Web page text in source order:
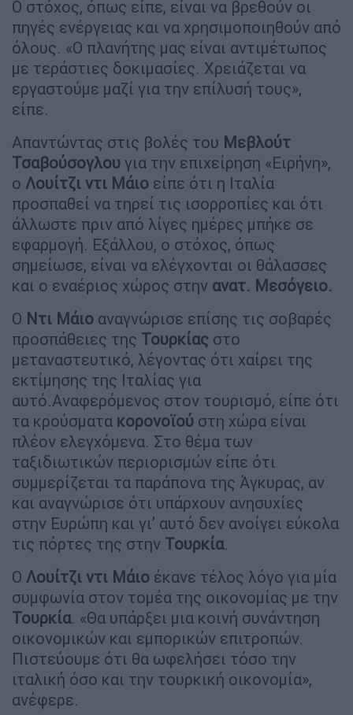
Ο στόχος, όπως είπε, είναι να βρεθούν οι
πηγές ενέργειας και να χρησιμοποιηθούν από
όλους. «Ο πλανήτης μας είναι αντιμέτωπος
με τεράστιες δοκιμασίες. Χρειάζεται να
εργαστούμε μαζί για την επίλυσή τους»,
είπε.
Απαντώντας στις βολές του Μεβλούτ
Τσαβούσογλου για την επιχείρηση «Ειρήνη»,
ο Λουίτζι ντι Μάιο είπε ότι η Ιταλία
προσπαθεί να τηρεί τις ισορροπίες και ότι
άλλωστε πριν από λίγες ημέρες μπήκε σε
εφαρμογή. Εξάλλου, ο στόχος, όπως
σημείωσε, είναι να ελέγχονται οι θάλασσες
και ο εναέριος χώρος στην ανατ. Μεσόγειο.
Ο Ντι Μάιο αναγνώρισε επίσης τις σοβαρές
προσπάθειες της Τουρκίας στο
μεταναστευτικό, λέγοντας ότι χαίρει της
εκτίμησης της Ιταλίας για
αυτό.Αναφερόμενος στον τουρισμό, είπε ότι
τα κρούσματα κορονοϊού στη χώρα είναι
πλέον ελεγχόμενα. Στο θέμα των
ταξιδιωτικών περιορισμών είπε ότι
συμμερίζεται τα παράπονα της Άγκυρας, αν
και αναγνώρισε ότι υπάρχουν ανησυχίες
στην Ευρώπη και γι’ αυτό δεν ανοίγει εύκολα
τις πόρτες της στην Τουρκία.
Ο Λουίτζι ντι Μάιο έκανε τέλος λόγο για μία
συμφωνία στον τομέα της οικονομίας με την
Τουρκία. «Θα υπάρξει μια κοινή συνάντηση
οικονομικών και εμπορικών επιτροπών.
Πιστεύουμε ότι θα ωφελήσει τόσο την
ιταλική όσο και την τουρκική οικονομία»,
ανέφερε.